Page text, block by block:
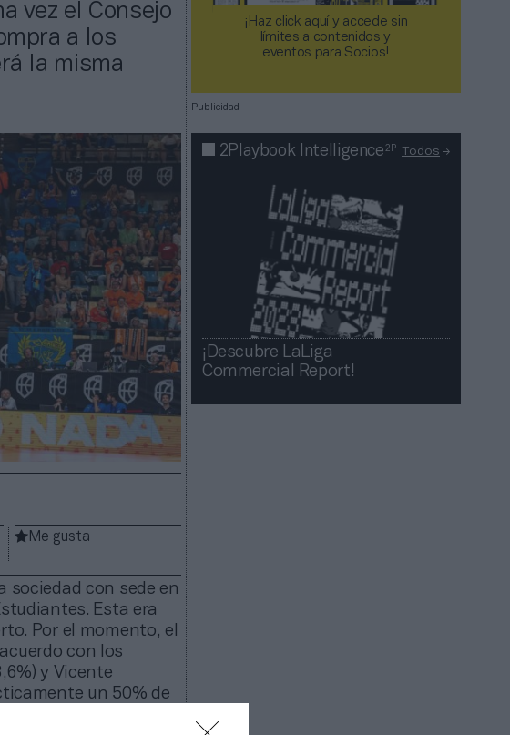
vez el Consejo
a los
la misma
Me gusta
sociedad con sede en
Esta era
Por el momento, el
con los
y Vicente
un 50% de
¡Haz click aquí y accede sin
límites a contenidos y
eventos para Socios!​​​​​​​
Publicidad
2Playbook Intelligence2P Todos
¡Descubre LaLiga
Commercial Report!​​